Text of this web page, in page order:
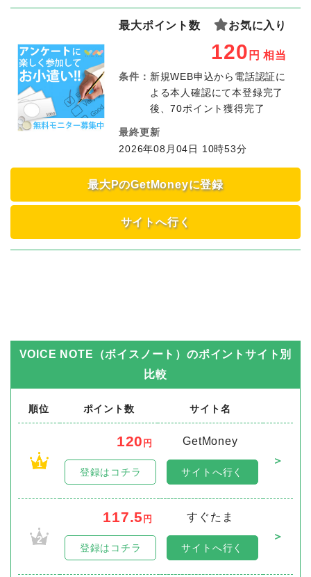
最大ポイント数 お気に入り
120 円 相当
条件： 新規WEB申込から電話認証に
よる本人確認にて本登録完了
後、70ポイント獲得完了
最終更新
2026年08月04日 10時53分
最大PのGetMoneyに登録
サイトへ行く
VOICE NOTE（ボイスノート）のポイントサイト別
比較
順位 ポイント数 サイト名
1
120 円
GetMoney
＞
登録はコチラ サイトへ行く
2
117.5 円
すぐたま
＞
登録はコチラ サイトへ行く